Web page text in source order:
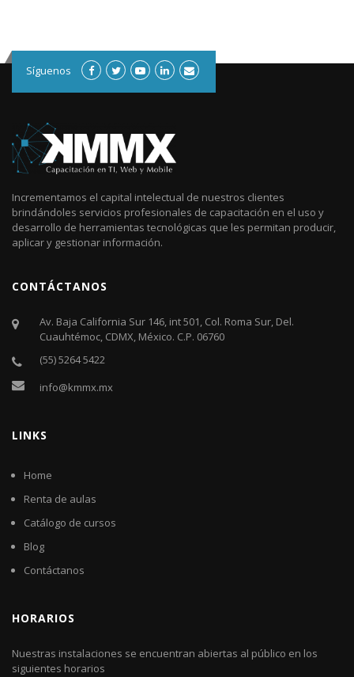
Síguenos
Incrementamos el capital intelectual de nuestros clientes
brindándoles servicios profesionales de capacitación en el uso y
desarrollo de herramientas tecnológicas que les permitan producir,
aplicar y gestionar información.
CONTÁCTANOS
Av. Baja California Sur 146, int 501, Col. Roma Sur, Del.
Cuauhtémoc, CDMX, México. C.P. 06760​
(55) 5264 5422
info@kmmx.mx
LINKS
Home
Renta de aulas
Catálogo de cursos
Blog
Contáctanos
HORARIOS
Nuestras instalaciones se encuentran abiertas al público en los
siguientes horarios